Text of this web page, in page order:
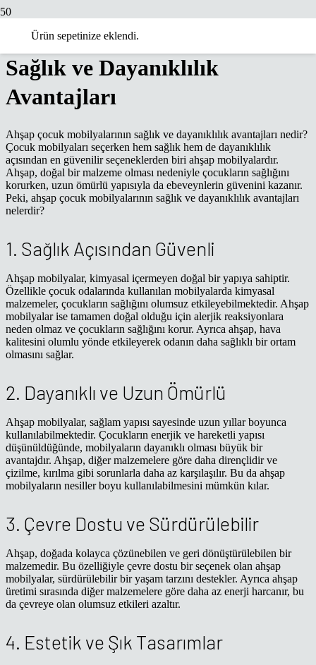
Ürün sepetinize eklendi.
Ahşap Çocuk Mobilyalarının
Sağlık ve Dayanıklılık
Avantajları
Ahşap çocuk mobilyalarının sağlık ve dayanıklılık avantajları nedir?
Çocuk mobilyaları seçerken hem sağlık hem de dayanıklılık
açısından en güvenilir seçeneklerden biri ahşap mobilyalardır.
Ahşap, doğal bir malzeme olması nedeniyle çocukların sağlığını
korurken, uzun ömürlü yapısıyla da ebeveynlerin güvenini kazanır.
Peki, ahşap çocuk mobilyalarının sağlık ve dayanıklılık avantajları
nelerdir?
1. Sağlık Açısından Güvenli
Ahşap mobilyalar, kimyasal içermeyen doğal bir yapıya sahiptir.
Özellikle çocuk odalarında kullanılan mobilyalarda kimyasal
malzemeler, çocukların sağlığını olumsuz etkileyebilmektedir. Ahşap
mobilyalar ise tamamen doğal olduğu için alerjik reaksiyonlara
neden olmaz ve çocukların sağlığını korur. Ayrıca ahşap, hava
kalitesini olumlu yönde etkileyerek odanın daha sağlıklı bir ortam
olmasını sağlar.
2. Dayanıklı ve Uzun Ömürlü
Ahşap mobilyalar, sağlam yapısı sayesinde uzun yıllar boyunca
kullanılabilmektedir. Çocukların enerjik ve hareketli yapısı
düşünüldüğünde, mobilyaların dayanıklı olması büyük bir
avantajdır. Ahşap, diğer malzemelere göre daha dirençlidir ve
çizilme, kırılma gibi sorunlarla daha az karşılaşılır. Bu da ahşap
mobilyaların nesiller boyu kullanılabilmesini mümkün kılar.
3. Çevre Dostu ve Sürdürülebilir
Ahşap, doğada kolayca çözünebilen ve geri dönüştürülebilen bir
malzemedir. Bu özelliğiyle çevre dostu bir seçenek olan ahşap
mobilyalar, sürdürülebilir bir yaşam tarzını destekler. Ayrıca ahşap
üretimi sırasında diğer malzemelere göre daha az enerji harcanır, bu
da çevreye olan olumsuz etkileri azaltır.
4. Estetik ve Şık Tasarımlar